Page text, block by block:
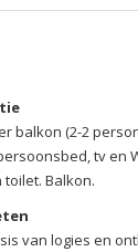
balkon (2-2
tv en
Balkon.
van logies en